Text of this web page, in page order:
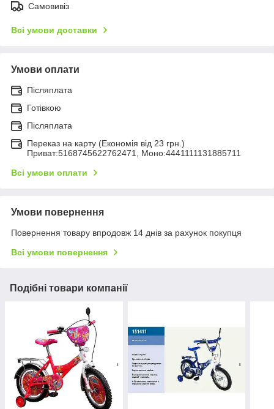
Самовивіз
Всі умови доставки
Умови оплати
Післяплата
Готівкою
Післяплата
Переказ на карту (Економія від 23 грн.)
Приват:5168745622762471, Моно:4441111131885711
Всі умови оплати
Умови повернення
Повернення товару впродовж 14 днів за рахунок покупця
Всі умови повернення
Подібні товари компанії